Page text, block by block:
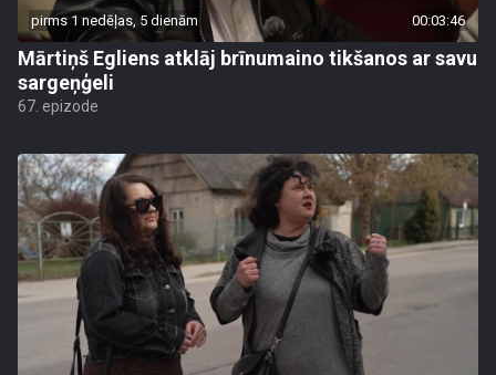
pirms 1 nedēļas, 5 dienām 00:03:46
Mārtiņš Egliens atklāj brīnumaino tikšanos ar savu
sargeņģeli
67. epizode